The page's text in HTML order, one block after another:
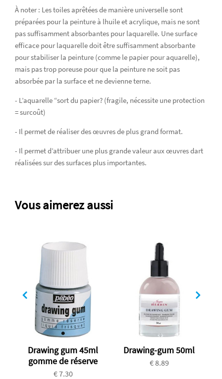
À noter : Les toiles aprêtées de manière universelle sont
préparées pour la peinture à lhuile et acrylique, mais ne sont
pas suffisamment absorbantes pour laquarelle. Une surface
efficace pour laquarelle doit être suffisamment absorbante
pour stabiliser la peinture (comme le papier pour aquarelle),
mais pas trop poreuse pour que la peinture ne soit pas
absorbée par la surface et ne devienne terne.
- L’aquarelle “sort du papier? (fragile, nécessite une protection
= surcoût)
- Il permet de réaliser des œuvres de plus grand format.
- Il permet d’attribuer une plus grande valeur aux œuvres dart
réalisées sur des surfaces plus importantes.
Vous aimerez aussi
Drawing gum 45ml
gomme de réserve
€ 7.30
Drawing-gum 50ml
€ 8.89